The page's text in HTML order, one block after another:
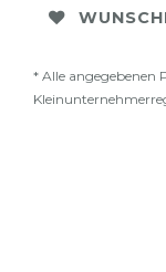
* Alle angegebenen